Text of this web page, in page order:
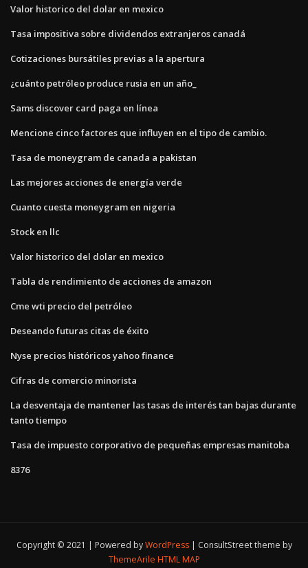
Valor historico del dolar en mexico
Tasa impositiva sobre dividendos extranjeros canadá
Cotizaciones bursátiles previas a la apertura
¿cuánto petróleo produce rusia en un año_
Sams discover card paga en línea
Mencione cinco factores que influyen en el tipo de cambio.
Tasa de moneygram de canada a pakistan
Las mejores acciones de energía verde
Cuanto cuesta moneygram en nigeria
Stock en llc
Valor historico del dolar en mexico
Tabla de rendimiento de acciones de amazon
Cme wti precio del petróleo
Deseando futuras citas de éxito
Nyse precios históricos yahoo finance
Cifras de comercio minorista
La desventaja de mantener las tasas de interés tan bajas durante
tanto tiempo
Tasa de impuesto corporativo de pequeñas empresas manitoba
8376
Copyright © 2021 | Powered byWordPress
ConsultStreet theme by
ThemeArile HTML MAP